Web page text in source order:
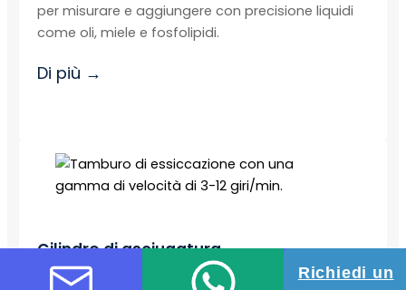
per misurare e aggiungere con precisione liquidi
come oli, miele e fosfolipidi.
Di più →
Cilindro di asciugatura
Richiedi un